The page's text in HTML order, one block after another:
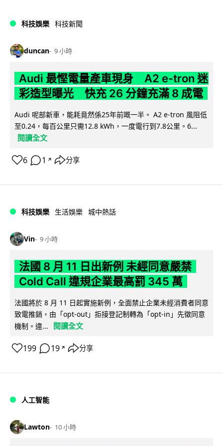
科技娛樂 科技新聞
duncan 9 小時
Audi 最慳電量產車現身 A2 e-tron 迷
彩造型曝光 快充 26 分鐘充滿 8 成電
Audi 呢部新車，能耗竟然係25年前嘅一半。 A2 e-tron 風阻低
至0.24，每百公里只需12.8 kWh，一度電行到7.8公里。6...
閱讀全文
6 1 ↗ 分享
科技娛樂 生活娛樂 城中熱話
Vin 9 小時
法國 8 月 11 日出新例 未經同意嚴禁
Cold Call 違規企業最高罰 345 萬
法國將於 8 月 11 日起實施新例，全面禁止企業未經消費者同意
致電推銷，由「opt-out」拒接登記制轉為「opt-in」先徵同意
機制。違...
閱讀全文
199 19 ↗ 分享
人工智能
Lawton 10 小時